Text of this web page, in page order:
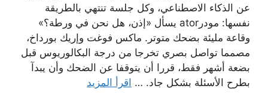
عن الذكاء الاصطناعي، وكل جلسة تنتهي بالطريقة
نفسها: مودرator يسأل «إذن، هل نحن في ورطة؟»
وقاعة مليئة بضحك متوتر. ماكس فوغت وإريك بورداخ،
مصمما تواصل بصري تخرجا من درجة البكالوريوس قبل
بضعة أشهر فقط، قررا أن يتوقفا عن الضحك وأن يبدآ
بطرح الأسئلة بشكل جاد. … اقرأ المزيد